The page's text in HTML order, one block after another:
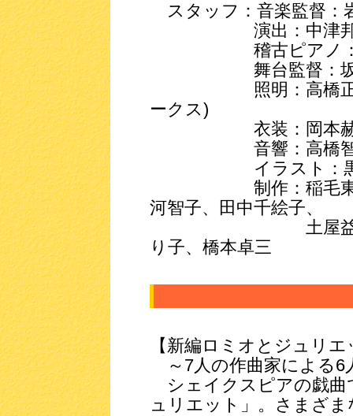
スタッフ：音楽監督：
演出：中津邦
稽古ピアノ：飯
舞台監督：坂本
照明：高橋正和(
ークス)
衣装：岡本赫子(
音響：高橋智信
イラスト：黒
制作：稲毛東子、
河智子、田中千絵子、
土屋益子、時岡
り子、橋本卓三
【新編ロミオとジュリ
～7人の作曲家による6
シェイクスピアの戯曲
ュリエット」。さまざ